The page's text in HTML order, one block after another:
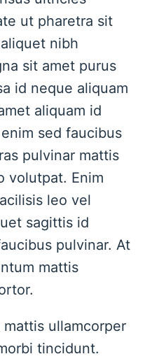
ut pharetra sit
nibh
sit amet purus
id neque aliquam
aliquam id
sed faucibus
pulvinar mattis
volutpat. Enim
leo vel
sagittis id
pulvinar. At
mattis
ullamcorper
tincidunt.